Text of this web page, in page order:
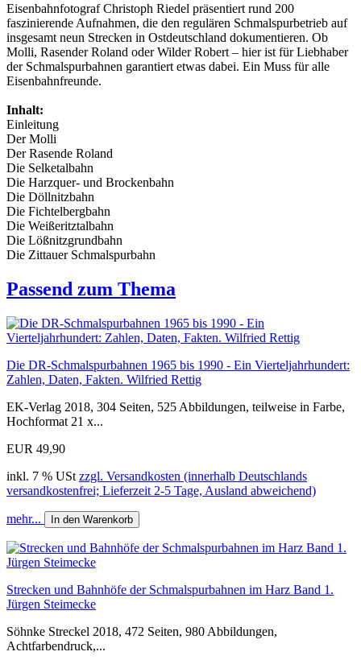
Eisenbahnfotograf Christoph Riedel präsentiert rund 200
faszinierende Aufnahmen, die den regulären Schmalspurbetrieb auf
insgesamt neun Strecken in Ostdeutschland dokumentieren. Ob
Molli, Rasender Roland oder Wilder Robert – hier ist für Liebhaber
der Schmalspurbahnen garantiert etwas dabei. Ein Muss für alle
Eisenbahnfreunde.
Inhalt:
Einleitung
Der Molli
Der Rasende Roland
Die Selketalbahn
Die Harzquer- und Brockenbahn
Die Döllnitzbahn
Die Fichtelbergbahn
Die Weißeritztalbahn
Die Lößnitzgrundbahn
Die Zittauer Schmalspurbahn
Passend zum Thema
Die DR-Schmalspurbahnen 1965 bis 1990 - Ein Vierteljahrhundert:
Zahlen, Daten, Fakten. Wilfried Rettig
EK-Verlag 2018, 304 Seiten, 525 Abbildungen, teilweise in Farbe,
Hochformat 21 x...
EUR 49,90
inkl. 7 % USt zzgl. Versandkosten (innerhalb Deutschlands
versandkostenfrei; Lieferzeit 2-5 Tage, Ausland abweichend)
mehr... In den Warenkorb
Strecken und Bahnhöfe der Schmalspurbahnen im Harz Band 1.
Jürgen Steimecke
Söhnke Streckel 2018, 472 Seiten, 980 Abbildungen,
Achtfarbendruck,...